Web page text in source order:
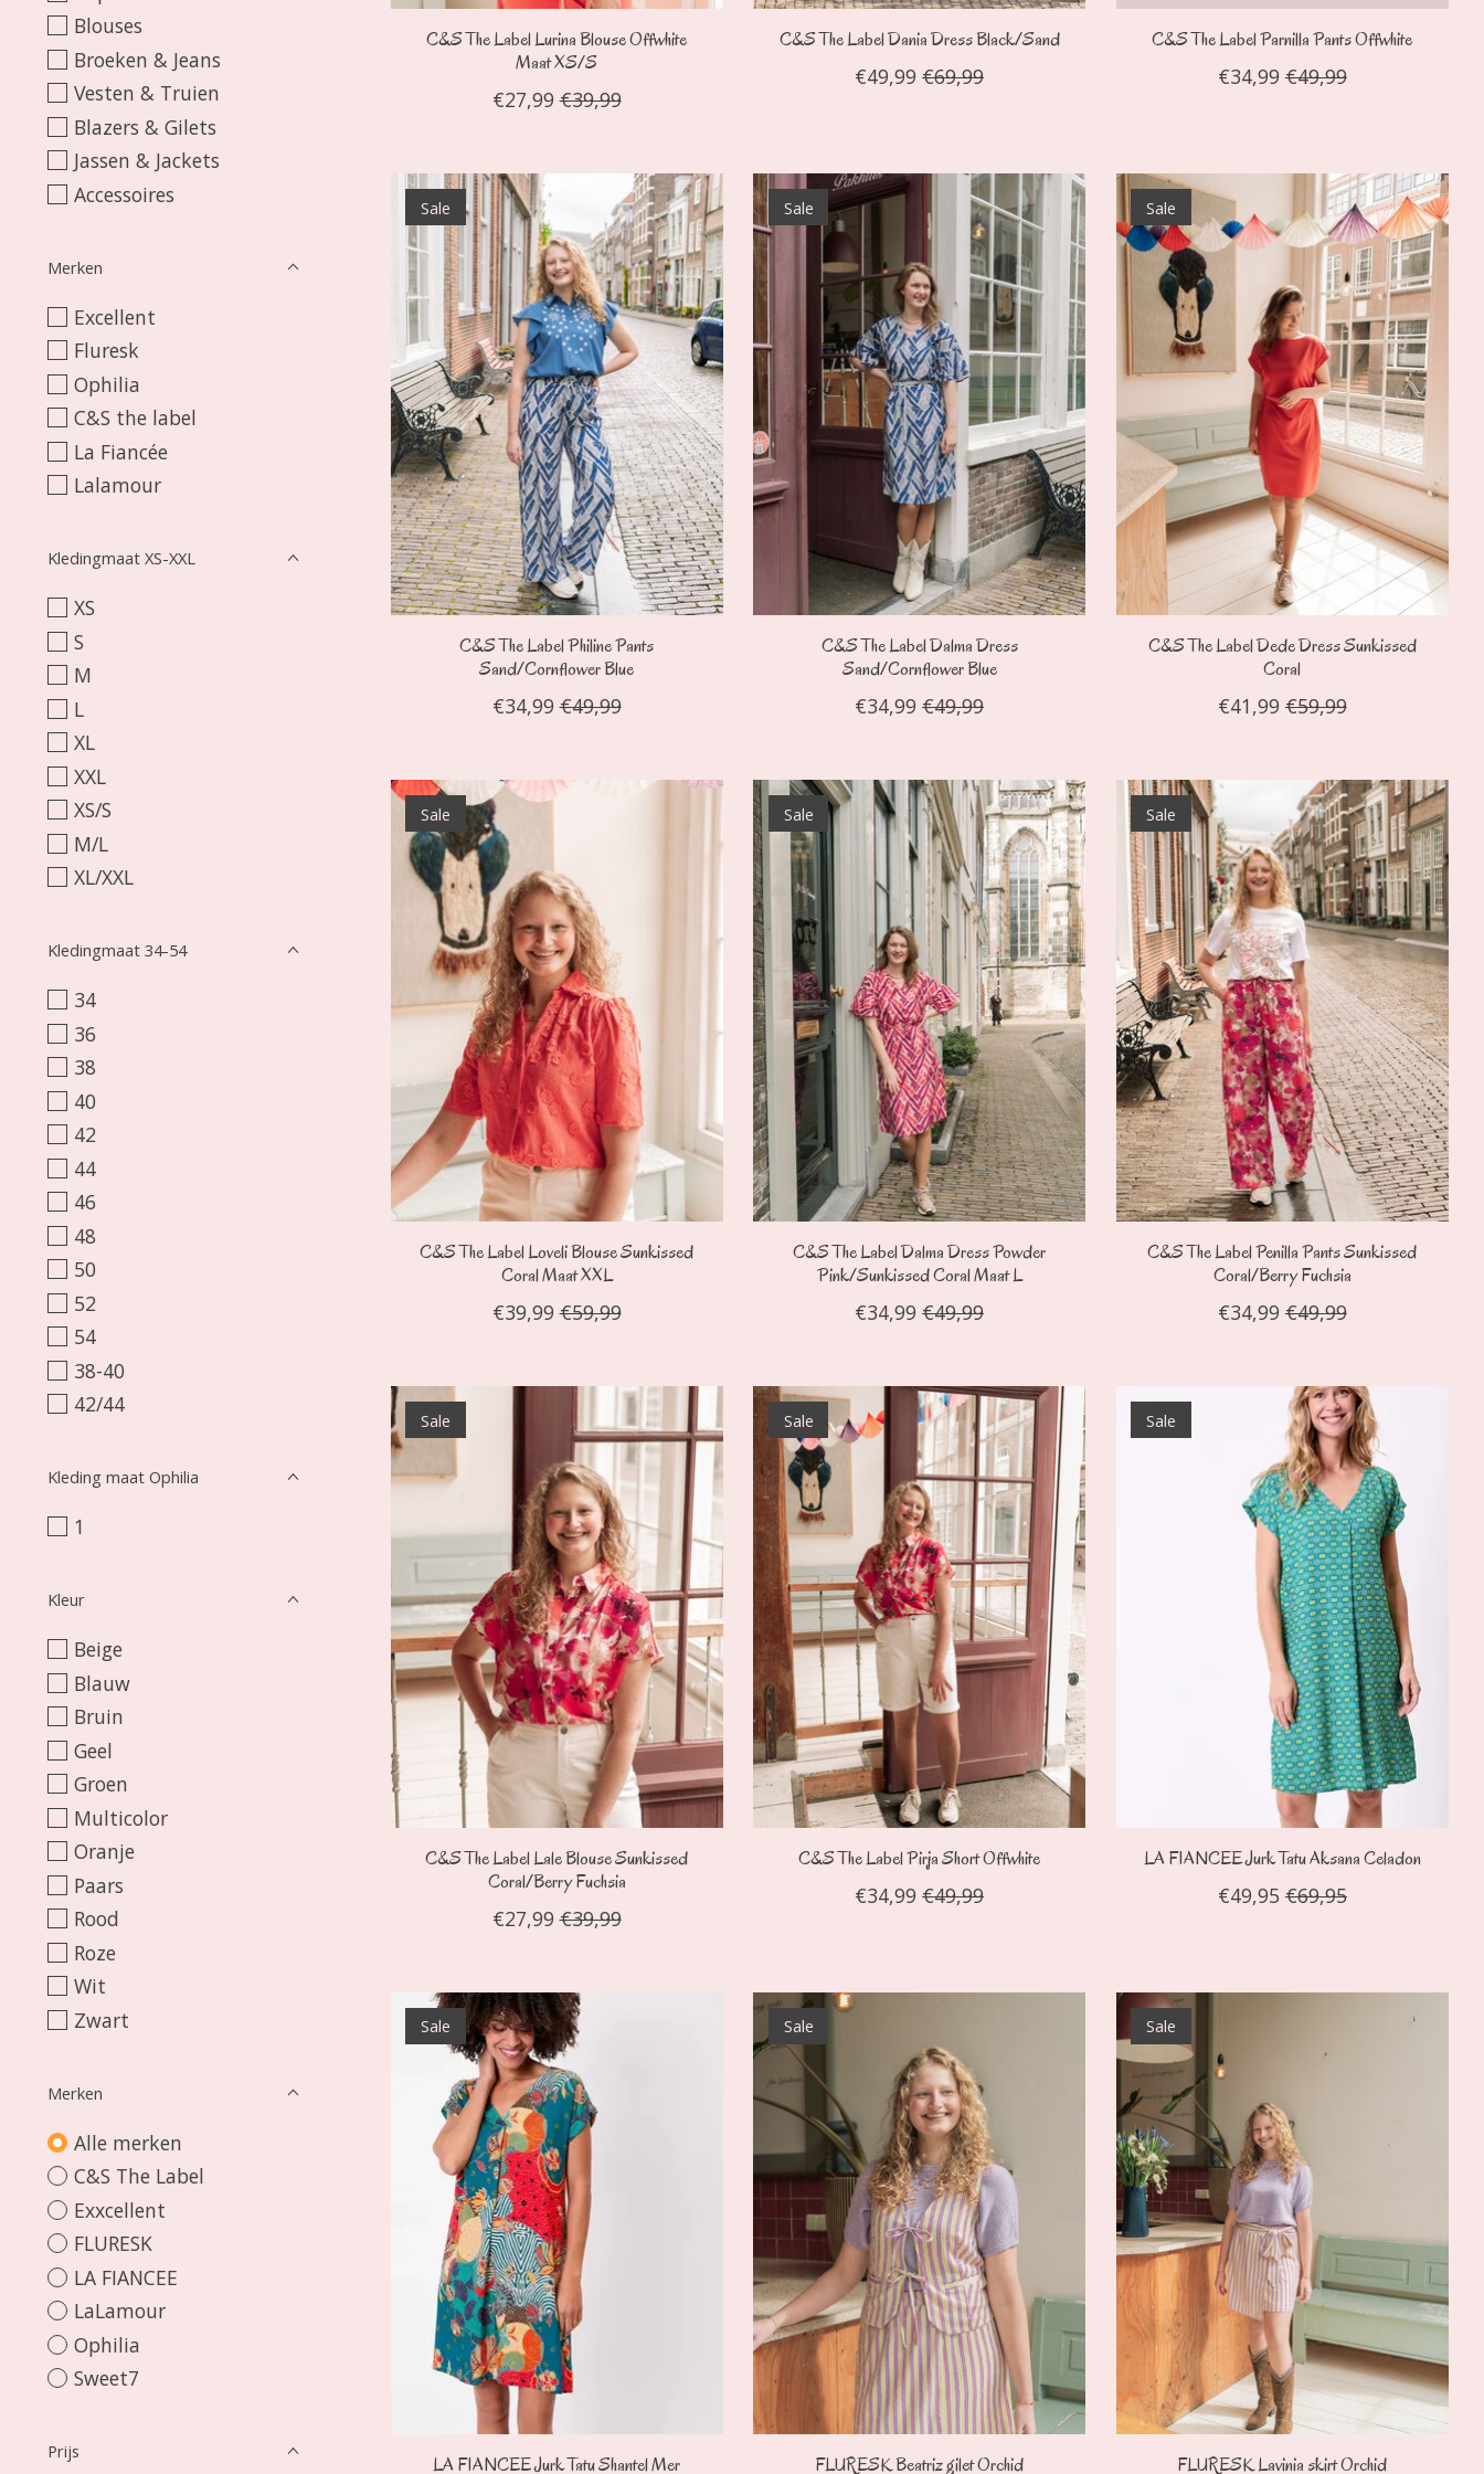
Blouses
Broeken & Jeans
Vesten & Truien
Blazers & Gilets
Jassen & Jackets
Accessoires
Merken
Excellent
Fluresk
Ophilia
C&S the label
La Fiancée
Lalamour
Kledingmaat XS-XXL
XS
S
M
L
XL
XXL
XS/S
M/L
XL/XXL
Kledingmaat 34-54
34
36
38
40
42
44
46
48
50
52
54
38-40
42/44
Kleding maat Ophilia
1
Kleur
Beige
Blauw
Bruin
Geel
Groen
Multicolor
Oranje
Paars
Rood
Roze
Wit
Zwart
Merken
Alle merken
C&S The Label
Exxcellent
FLURESK
LA FIANCEE
LaLamour
Ophilia
Sweet7
Prijs
C&S The Label Lurina Blouse Offwhite
Maat XS/S
€27,99 €39,99
C&S The Label Dania Dress Black/Sand
€49,99 €69,99
C&S The Label Parnilla Pants Offwhite
€34,99 €49,99
Sale
C&S The Label Philine Pants
Sand/Cornflower Blue
€34,99 €49,99
Sale
C&S The Label Dalma Dress
Sand/Cornflower Blue
€34,99 €49,99
Sale
C&S The Label Dede Dress Sunkissed
Coral
€41,99 €59,99
Sale
C&S The Label Loveli Blouse Sunkissed
Coral Maat XXL
€39,99 €59,99
Sale
C&S The Label Dalma Dress Powder
Pink/Sunkissed Coral Maat L
€34,99 €49,99
Sale
C&S The Label Penilla Pants Sunkissed
Coral/Berry Fuchsia
€34,99 €49,99
Sale
C&S The Label Lale Blouse Sunkissed
Coral/Berry Fuchsia
€27,99 €39,99
Sale
C&S The Label Pirja Short Offwhite
€34,99 €49,99
Sale
LA FIANCEE Jurk Tatu Aksana Celadon
€49,95 €69,95
Sale
LA FIANCEE Jurk Tatu Shantel Mer
Sale
FLURESK Beatriz gilet Orchid
Sale
FLURESK Lavinia skirt Orchid